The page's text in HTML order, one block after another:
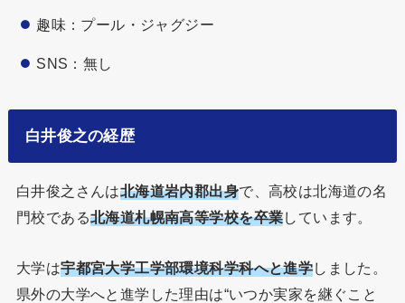
趣味：プール・ジャグジー
SNS：無し
白井俊之の経歴
白井俊之さんは北海道岩内郡出身で、高校は北海道の名
門校である北海道札幌南高等学校を卒業しています。
大学は宇都宮大学工学部環境科学科へと進学しました。
県外の大学へと進学した理由は“いつか実家を継ぐこと